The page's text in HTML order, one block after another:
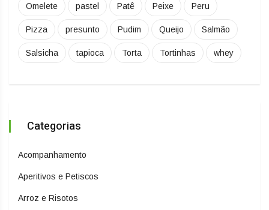
Omelete pastel Patê Peixe Peru
Pizza presunto Pudim Queijo Salmão
Salsicha tapioca Torta Tortinhas whey
Categorias
Acompanhamento
Aperitivos e Petiscos
Arroz e Risotos